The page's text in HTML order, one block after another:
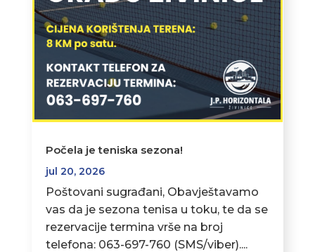
Počela je teniska sezona!
jul 20, 2026
Poštovani sugrađani, Obavještavamo
vas da je sezona tenisa u toku, te da se
rezervacije termina vrše na broj
telefona: 063-697-760 (SMS/viber)....